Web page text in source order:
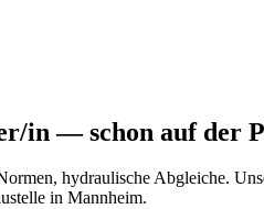
in — schon auf der
hydraulische Abgleiche.
in Mannheim.